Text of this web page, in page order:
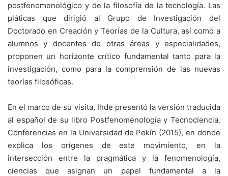
postfenomenológico y de la filosofía de la tecnología. Las
pláticas que dirigió al Grupo de Investigación del
Doctorado en Creación y Teorías de la Cultura, así como a
alumnos y docentes de otras áreas y especialidades,
proponen un horizonte crítico fundamental tanto para la
investigación, como para la comprensión de las nuevas
teorías filosóficas.
En el marco de su visita, Ihde presentó la versión traducida
al español de su libro Postfenomenología y Tecnociencia.
Conferencias en la Universidad de Pekín (2015), en donde
explica los orígenes de este movimiento, en la
intersección entre la pragmática y la fenomenología,
ciencias que asignan un papel fundamental a la